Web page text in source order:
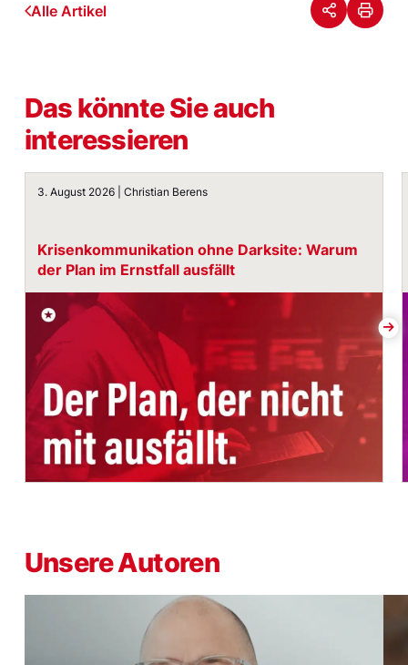
Alle Artikel
Das könnte Sie auch
interessieren
Krisenkommunikation ohne Darksite: Warum der Plan
3. August 2026 | Christian Berens
Krisenkommunikation ohne Darksite: Warum
der Plan im Ernstfall ausfällt
Unsere Autoren